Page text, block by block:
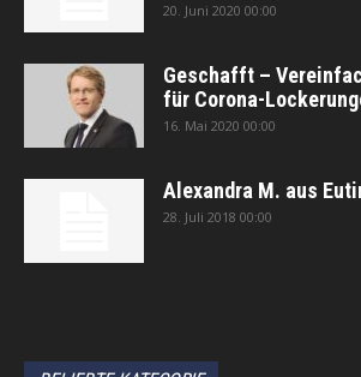
20. Juni 2020 00:00
Geschafft –
für Corona-
16. Mai 2020 00:00
Alexandra M. aus
28. Juli 2018 00:00